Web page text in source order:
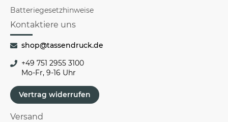
Batteriegesetzhinweise
Kontaktiere uns
shop@tassendruck.de
+49 751 2955 3100
Mo-Fr, 9-16 Uhr
Vertrag widerrufen
Versand